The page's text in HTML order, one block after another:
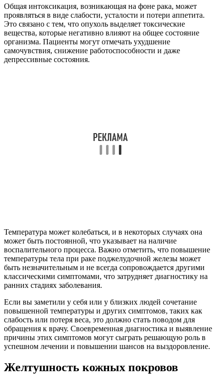
Общая интоксикация, возникающая на фоне рака, может
проявляться в виде слабости, усталости и потери аппетита.
Это связано с тем, что опухоль выделяет токсические
вещества, которые негативно влияют на общее состояние
организма. Пациенты могут отмечать ухудшение
самочувствия, снижение работоспособности и даже
депрессивные состояния.
Температура может колебаться, и в некоторых случаях она
может быть постоянной, что указывает на наличие
воспалительного процесса. Важно отметить, что повышение
температуры тела при раке поджелудочной железы может
быть незначительным и не всегда сопровождается другими
классическими симптомами, что затрудняет диагностику на
ранних стадиях заболевания.
Если вы заметили у себя или у близких людей сочетание
повышенной температуры и других симптомов, таких как
слабость или потеря веса, это должно стать поводом для
обращения к врачу. Своевременная диагностика и выявление
причины этих симптомов могут сыграть решающую роль в
успешном лечении и повышении шансов на выздоровление.
Желтушность кожных покровов